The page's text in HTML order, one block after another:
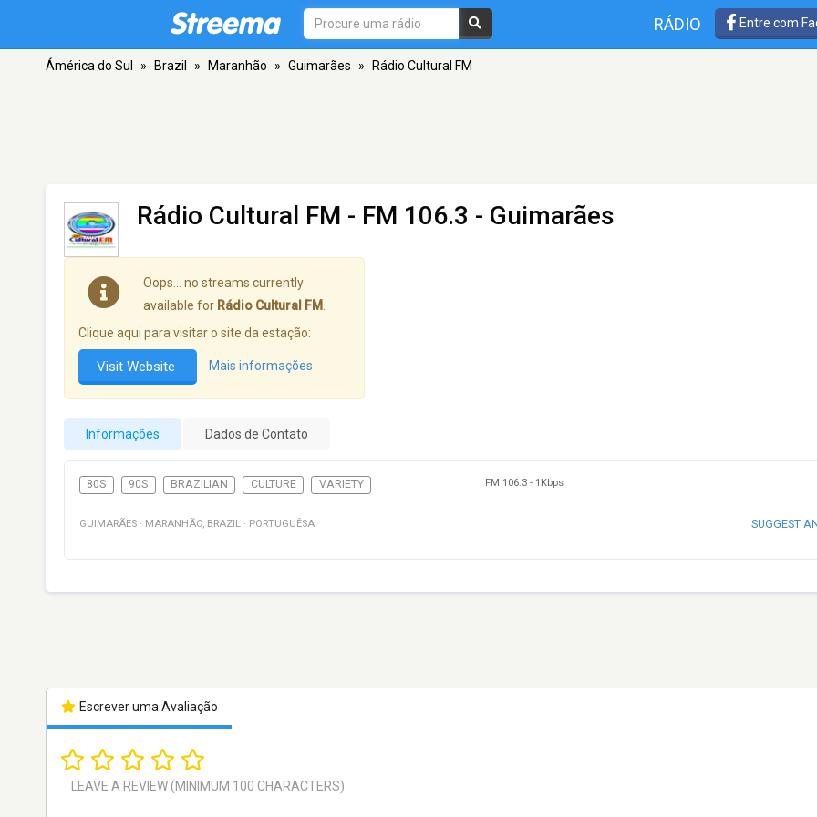
RÁDIO Entre com
Ámérica do Sul » Brazil » Maranhão » Guimarães » Rádio Cultural FM
Rádio Cultural FM - FM 106.3 - Guimarães
Oops… no streams currently
available for Rádio Cultural FM
Clique aqui para visitar o site da estação:
Visit Website Mais informações
Informações Dados de Contato
80S 90S BRAZILIAN CULTURE VARIETY FM 106.3 - 1Kbps
GUIMARÃES · MARANHÃO, BRAZIL · PORTUGUÊSA SUGGEST
Escrever uma Avaliação